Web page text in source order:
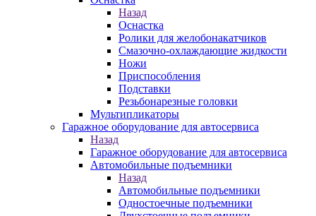
Назад
Оснастка
Ролики для желобонакатчиков
Смазочно-охлаждающие жидкости
Ножи
Приспособления
Подставки
Резьбонарезные головки
Мультипликаторы
Гаражное оборудование для автосервиса
Назад
Гаражное оборудование для автосервиса
Автомобильные подъемники
Назад
Автомобильные подъемники
Одностоечные подъемники